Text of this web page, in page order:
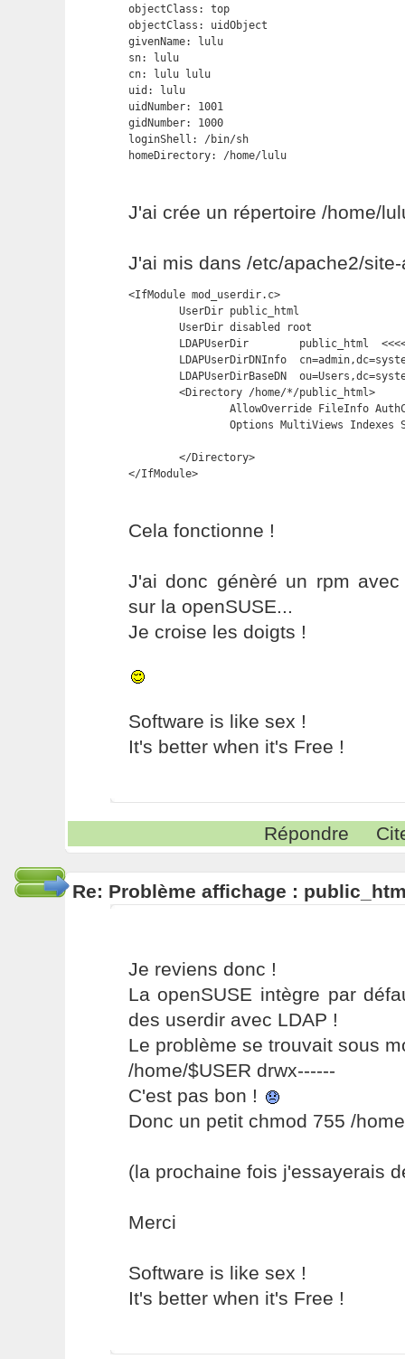
objectClass: top
objectClass: uidObject
givenName: lulu
sn: lulu
cn: lulu lulu
uid: lulu
uidNumber: 1001
gidNumber: 1000
loginShell: /bin/sh
homeDirectory: /home/lulu
J'ai crée un répertoire /home/
J'ai mis dans /etc/apache2/
<IfModule mod_userdir.c>
        UserDir public_html
        UserDir disabled root
        <Directory /home/*/public_html>
AllowOverride FileInfo
Options MultiViews Indexes
        </Directory>
</IfModule>
Cela fonctionne !
J'ai donc génèré un rpm
sur la openSUSE...
Je croise les doigts !
Software is like sex !
It's better when it's Free !
Répondre
Re: Problème affichage :
Je reviens donc !
La openSUSE intègre par
des userdir avec LDAP !
Le problème se trouvait sous
/home/$USER drwx------
C'est pas bon !
Donc un petit chmod 755 /
(la prochaine fois j'essayerais
Merci
Software is like sex !
It's better when it's Free !